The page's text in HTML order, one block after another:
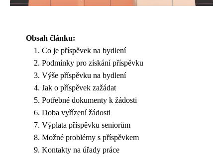
Obsah článku:
Co je příspěvek na bydlení
Podmínky pro získání příspěvku
Výše příspěvku na bydlení
Jak o příspěvek zažádat
Potřebné dokumenty k žádosti
Doba vyřízení žádosti
Výplata příspěvku seniorům
Možné problémy s příspěvkem
Kontakty na úřady práce